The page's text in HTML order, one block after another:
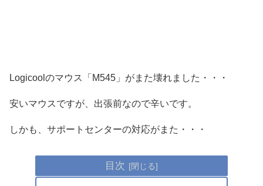
Logicoolのマウス「M545」がまた壊れました・・・
安いマウスですが、出張前なので辛いです。
しかも、サポートセンターの対応がまた・・・
目次